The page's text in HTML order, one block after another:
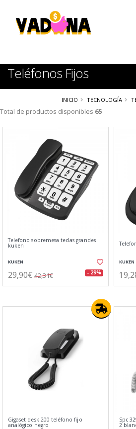
Teléfonos Fijos
INICIO TECNOLOGÍA
Total de productos disponibles 65
Telefono sobremesa teclas grandes
kuken
KUKEN
29,90€ 42,31€ - 29%
KUKEN
Gigaset desk 200 teléfono fijo
analógico negro
Spc
2